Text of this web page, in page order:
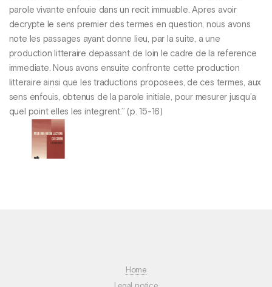
parole vivante enfouie dans un recit immuable. Apres avoir
decrypte le sens premier des termes en question, nous avons
note les passages ayant donne lieu, par la suite, a une
production litteraire depassant de loin le cadre de la reference
immediate. Nous avons ensuite confronte cette production
litteraire ainsi que les traductions proposees, de ces termes, aux
sens enfouis, obtenus de la parole initiale, pour mesurer jusqu’a
quel point elles les integrent.’’ (p. 15-16)
Home